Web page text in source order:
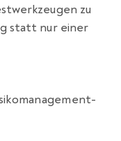
zu
statt nur einer